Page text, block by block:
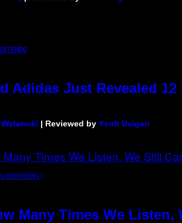
Adidas Just Revealed
Watanuki | Reviewed by Ysolt Usigan
REDFERNS)
Many Times We